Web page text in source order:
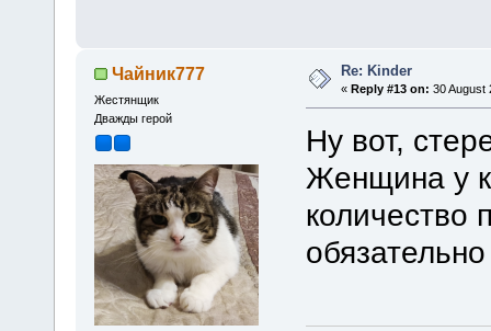
Чайник777
Жестянщик
Дважды герой
Re: Kinder
«Reply #13 on: 30 August
Ну вот,
Женщина у
количество